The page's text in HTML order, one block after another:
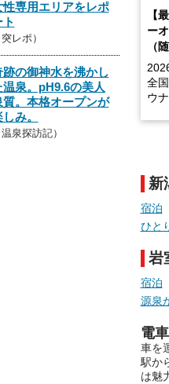
【
ー
（
全
ウ
ま
い
現
て
ぜ
先
ね。
新
宿泊
ひと
岩
宿泊
源泉
電
車を
駅か
は魅
性専用エリアをレポ
ト
突レポ）
跡の御神水を沸かし
温泉。pH9.6の美人
質。本格オープンが
み。
温泉探訪記）